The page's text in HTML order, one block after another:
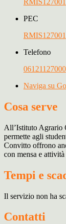
PEC
Telefono
06121127000
Naviga su
Cosa serve
All’Istituto Agrario
permette agli
Convitto offrono
con mensa e
Tempi e
Il servizio non ha
Contatti